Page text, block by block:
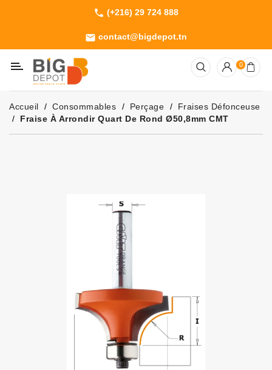
phone (+216) 29 724 888
email contact@bigdepot.tn
Machines
Outillage
Jardinage
Consommables
0
Accueil Consommables Perçage
Fraises Défonceuse
Fraise À Arrondir Quart De Rond Ø50,8mm CMT